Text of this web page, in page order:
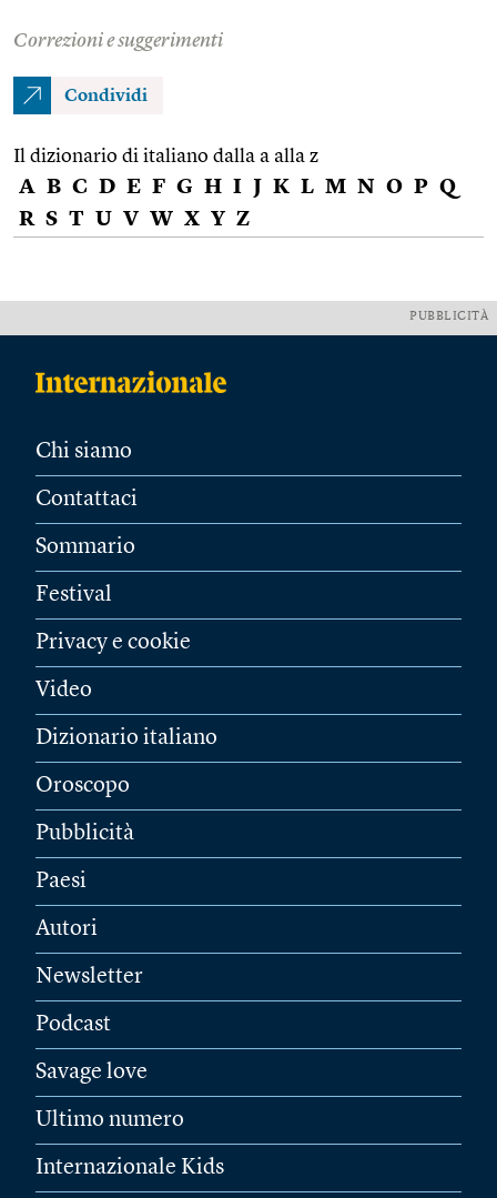
Correzioni e suggerimenti
Condividi
Il dizionario di italiano dalla a alla z
A B C D E F G H I J K L M N O P Q
R S T U V W X Y Z
PUBBLICITÀ
Chi siamo
Contattaci
Sommario
Festival
Privacy e cookie
Video
Dizionario italiano
Oroscopo
Pubblicità
Paesi
Autori
Newsletter
Podcast
Savage love
Ultimo numero
Internazionale Kids